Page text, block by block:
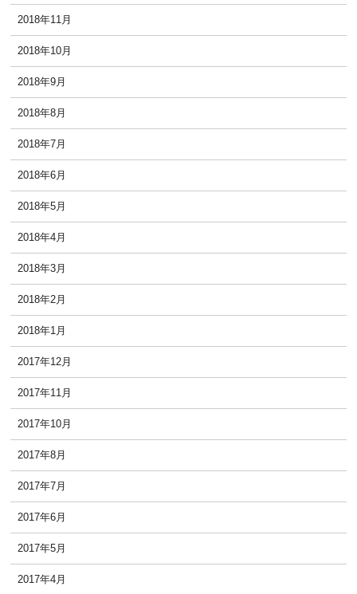
2018年11月
2018年10月
2018年9月
2018年8月
2018年7月
2018年6月
2018年5月
2018年4月
2018年3月
2018年2月
2018年1月
2017年12月
2017年11月
2017年10月
2017年8月
2017年7月
2017年6月
2017年5月
2017年4月